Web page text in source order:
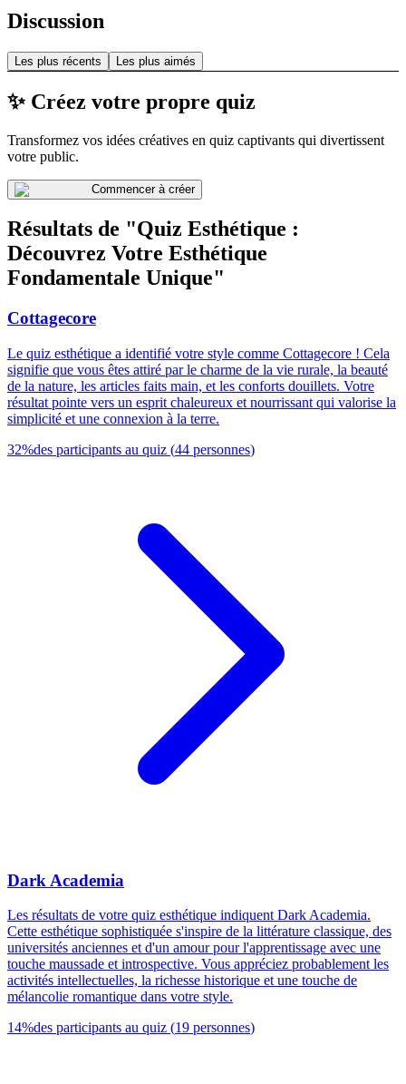
Discussion
Les plus récents Les plus aimés
✨ Créez votre propre quiz
Transformez vos idées créatives en quiz captivants qui divertissent
votre public.
Commencer à créer
Résultats de "Quiz Esthétique :
Découvrez Votre Esthétique
Fondamentale Unique"
Cottagecore
Le quiz esthétique a identifié votre style comme Cottagecore ! Cela
signifie que vous êtes attiré par le charme de la vie rurale, la beauté
de la nature, les articles faits main, et les conforts douillets. Votre
résultat pointe vers un esprit chaleureux et nourrissant qui valorise la
simplicité et une connexion à la terre.
32%des participants au quiz (44 personnes)
Dark Academia
Les résultats de votre quiz esthétique indiquent Dark Academia.
Cette esthétique sophistiquée s'inspire de la littérature classique, des
universités anciennes et d'un amour pour l'apprentissage avec une
touche maussade et introspective. Vous appréciez probablement les
activités intellectuelles, la richesse historique et une touche de
mélancolie romantique dans votre style.
14%des participants au quiz (19 personnes)